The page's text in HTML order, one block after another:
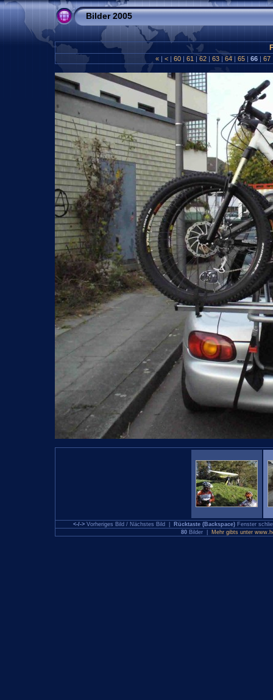
Bilder 2005
« | < | 60 | 61 | 62 | 63 | 64 | 65 | 66 | 67
<-/-> Vorheriges Bild / Nächstes Bild | Rücktaste (Backspace) Fenster
80 Bilder | Mehr gibts unter